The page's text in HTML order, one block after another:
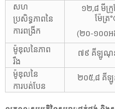
សហ
ប្រសិទ្ធភាពនៃ
ការពង្រីក
១២,៨ មីក្រូ
ម៉ែត្រ
(២០-១០០អ
ម៉ូឌុលនៃភាព
រឹង
៧៩ គីឡូណុ
ម៉ូឌុលនៃ
ការបត់បែន
២០៥,៨ គី